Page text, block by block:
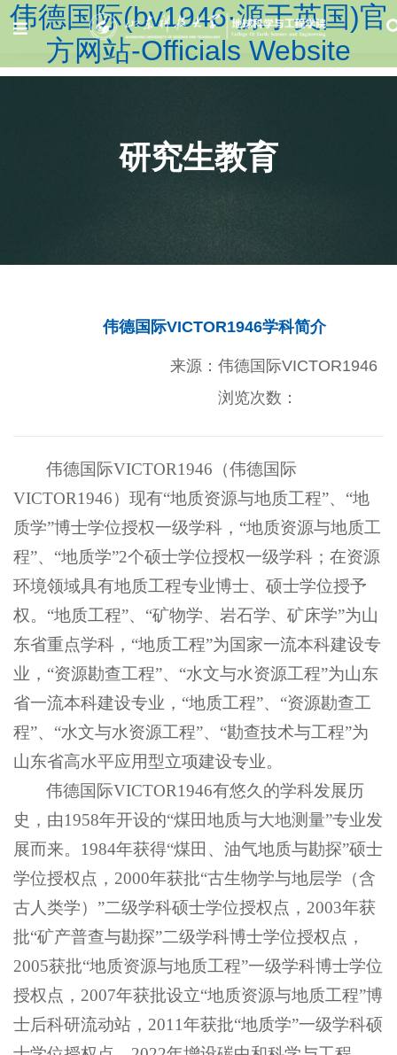
伟德国际(bv1946·源于英国)官
方网站-Officials Website
研究生教育
伟德国际VICTOR1946学科简介
来源：伟德国际VICTOR1946
浏览次数：
伟德国际VICTOR1946（伟德国际
VICTOR1946）现有“地质资源与地质工程”、“地
质学”博士学位授权一级学科，“地质资源与地质工
程”、“地质学”2个硕士学位授权一级学科；在资源
环境领域具有地质工程专业博士、硕士学位授予
权。“地质工程”、“矿物学、岩石学、矿床学”为山
东省重点学科，“地质工程”为国家一流本科建设专
业，“资源勘查工程”、“水文与水资源工程”为山东
省一流本科建设专业，“地质工程”、“资源勘查工
程”、“水文与水资源工程”、“勘查技术与工程”为
山东省高水平应用型立项建设专业。
伟德国际VICTOR1946有悠久的学科发展历
史，由1958年开设的“煤田地质与大地测量”专业发
展而来。1984年获得“煤田、油气地质与勘探”硕士
学位授权点，2000年获批“古生物学与地层学（含
古人类学）”二级学科硕士学位授权点，2003年获
批“矿产普查与勘探”二级学科博士学位授权点，
2005获批“地质资源与地质工程”一级学科博士学位
授权点，2007年获批设立“地质资源与地质工程”博
士后科研流动站，2011年获批“地质学”一级学科硕